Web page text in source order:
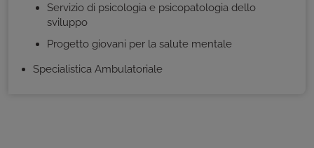
Servizio di psicologia e psicopatologia dello
sviluppo
Progetto giovani per la salute mentale
Specialistica Ambulatoriale